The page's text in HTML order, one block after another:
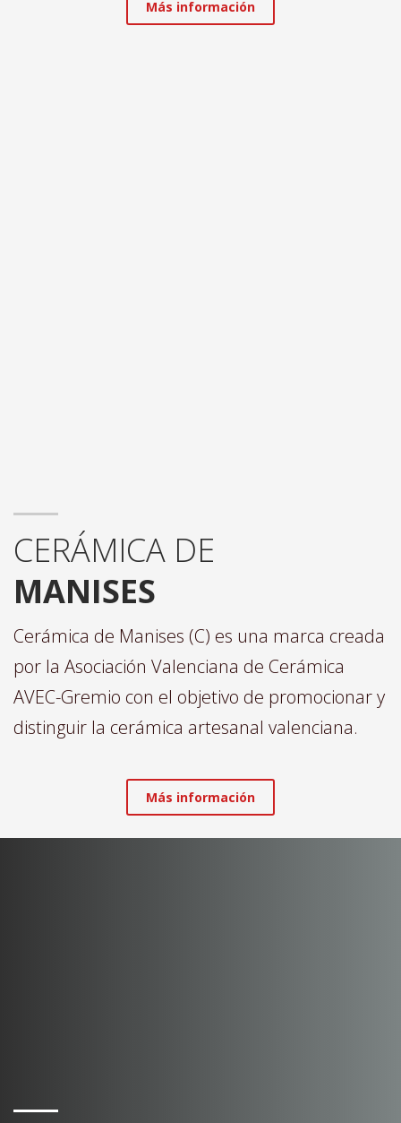
Más información
CERÁMICA DE
MANISES
Cerámica de Manises (C) es una marca creada
por la Asociación Valenciana de Cerámica
AVEC-Gremio con el objetivo de promocionar y
distinguir la cerámica artesanal valenciana.
Más información